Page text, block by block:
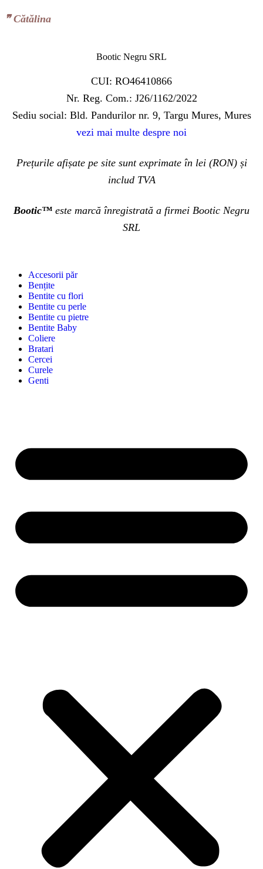
❞‬ Cătălina
Bootic Negru SRL
CUI: RO46410866
Nr. Reg. Com.: J26/1162/2022
Sediu social: Bld. Pandurilor nr. 9, Targu Mures, Mures
vezi mai multe despre noi
Prețurile afișate pe site sunt exprimate în lei (RON) și
includ TVA
Bootic™ este marcă înregistrată a firmei Bootic Negru
SRL
Accesorii păr
Bențite
Bentite cu flori
Bentite cu perle
Bentite cu pietre
Bentite Baby
Coliere
Bratari
Cercei
Curele
Genti